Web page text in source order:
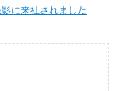
に来社されました